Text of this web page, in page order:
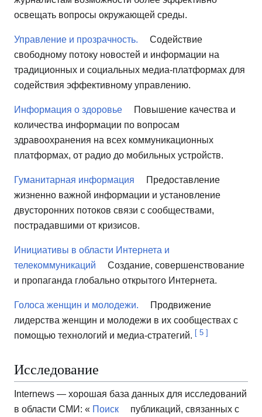
освещать вопросы окружающей среды.
Управление и прозрачность.
Содействие
свободному потоку новостей и информации на
традиционных и социальных медиа-платформах для
содействия эффективному управлению.
Информация о здоровье
Повышение качества и
количества информации по вопросам
здравоохранения на всех коммуникационных
платформах, от радио до мобильных устройств.
Гуманитарная информация
Предоставление
жизненно важной информации и установление
двусторонних потоков связи с сообществами,
пострадавшими от кризисов.
Инициативы в области Интернета и
телекоммуникаций
Создание, совершенствование
и пропаганда глобально открытого Интернета.
Голоса женщин и молодежи.
Продвижение
лидерства женщин и молодежи в их сообществах с
помощью технологий и медиа-стратегий. [ 5 ]
Исследование
Internews — хорошая база данных для исследований
в области СМИ: « Поиск
публикаций, связанных с